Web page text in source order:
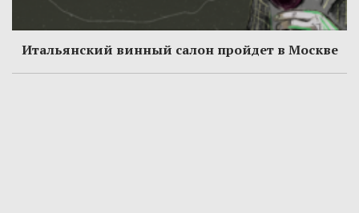
Итальянский винный салон пройдет в Москве